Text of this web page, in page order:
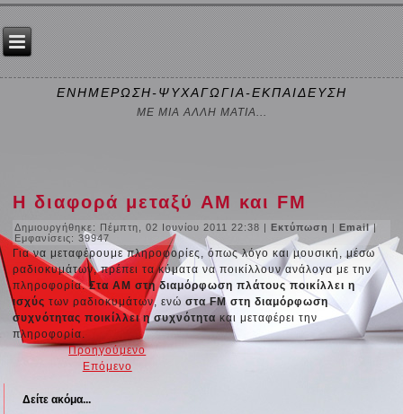
ΕΝΗΜΕΡΩΣΗ-ΨΥΧΑΓΩΓΙΑ-ΕΚΠΑΙΔΕΥΣΗ
ΜΕ ΜΙΑ ΑΛΛΗ ΜΑΤΙΑ...
Η διαφορά μεταξύ AM και FM
Δημιουργήθηκε: Πέμπτη, 02 Ιουνίου 2011 22:38 |Εκτύπωση |Email|
Εμφανίσεις: 39947
Για να μεταφέρουμε πληροφορίες, όπως λόγο και μουσική, μέσω
ραδιοκυμάτων, πρέπει τα κύματα να ποικίλλουν ανάλογα με την
πληροφορία.Στα AM στη διαμόρφωση πλάτους ποικίλλει η
ισχύς των ραδιοκυμάτων, ενώστα FM στη διαμόρφωση
συχνότητας ποικίλλει η συχνότητακαι μεταφέρει την
πληροφορία.
Προηγούμενο
Επόμενο
Δείτε ακόμα...